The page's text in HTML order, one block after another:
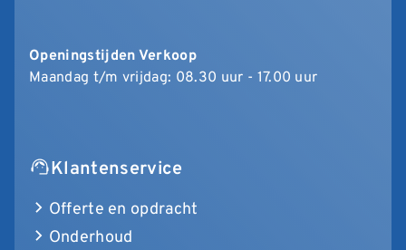
Openingstijden Verkoop
Maandag t/m vrijdag: 08.30 uur - 17.00 uur
Klantenservice
Offerte en opdracht
Onderhoud